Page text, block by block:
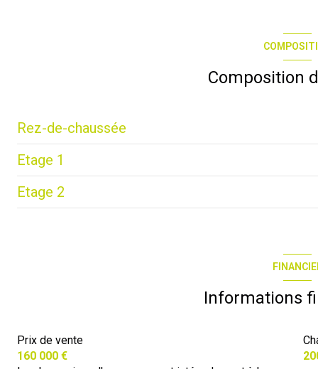
Composition
Rez-de-chaussée
salon/sejour
entrée
REMISE
Etage 1
chambre
chambre
Etage 2
Informations
Prix de vente
160 000 €